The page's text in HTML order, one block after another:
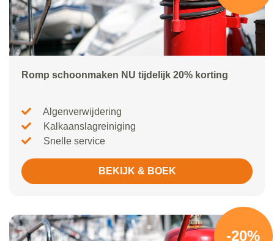
Romp schoonmaken NU tijdelijk 20% korting
Algenverwijdering
Kalkaanslagreiniging
Snelle service
BEKIJK & BOEK
-20%